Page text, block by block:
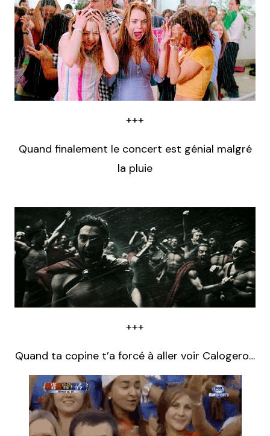
+++
Quand finalement le concert est génial malgré
la pluie
+++
Quand ta copine t’a forcé à aller voir Calogero…